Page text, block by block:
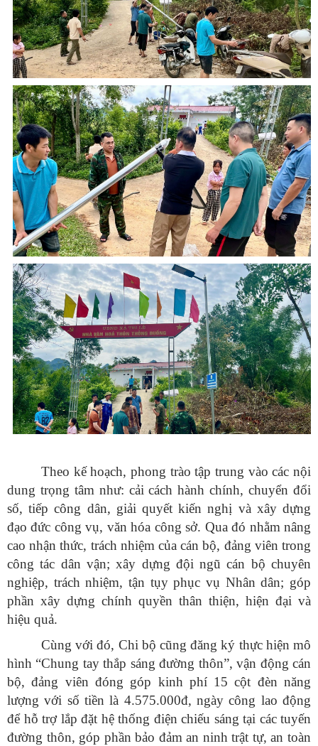
Theo kế hoạch, phong trào tập trung vào các nội
dung trọng tâm như: cải cách hành chính, chuyển đổi
số, tiếp công dân, giải quyết kiến nghị và xây dựng
đạo đức công vụ, văn hóa công sở. Qua đó nhằm nâng
cao nhận thức, trách nhiệm của cán bộ, đảng viên trong
công tác dân vận; xây dựng đội ngũ cán bộ chuyên
nghiệp, trách nhiệm, tận tụy phục vụ Nhân dân; góp
phần xây dựng chính quyền thân thiện, hiện đại và
hiệu quả.
Cùng với đó, Chi bộ cũng đăng ký thực hiện mô
hình “Chung tay thắp sáng đường thôn”, vận động cán
bộ, đảng viên đóng góp kinh phí 15 cột đèn năng
lượng với số tiền là 4.575.000đ, ngày công lao động
để hỗ trợ lắp đặt hệ thống điện chiếu sáng tại các tuyến
đường thôn, góp phần bảo đảm an ninh trật tự, an toàn